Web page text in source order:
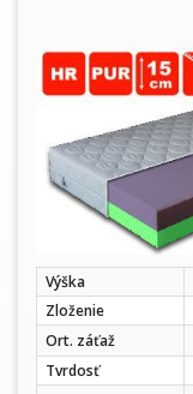
Výška
Zloženie
Ort. záťaž
Tvrdosť